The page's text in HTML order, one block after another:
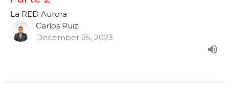
La RED Aurora
Carlos Ruiz
December 25, 2023